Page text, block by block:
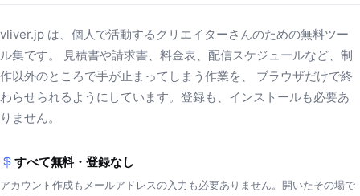
vliver.jp は、個人で活動するクリエイターさんのための無料ツー
ル集です。 見積書や請求書、料金表、配信スケジュールなど、制
作以外のところで手が止まってしまう作業を、 ブラウザだけで終
わらせられるようにしています。登録も、インストールも必要あ
りません。
すべて無料・登録なし
アカウント作成もメールアドレスの入力も必要ありません。開いたその場で